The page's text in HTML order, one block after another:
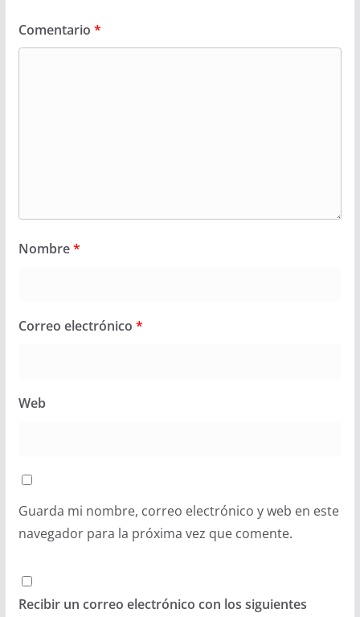
Comentario *
Nombre*
Correo electrónico *
Web
Guarda mi nombre, correo electrónico y web en este
navegador para la próxima vez que comente.
Recibir un correo electrónico con los siguientes